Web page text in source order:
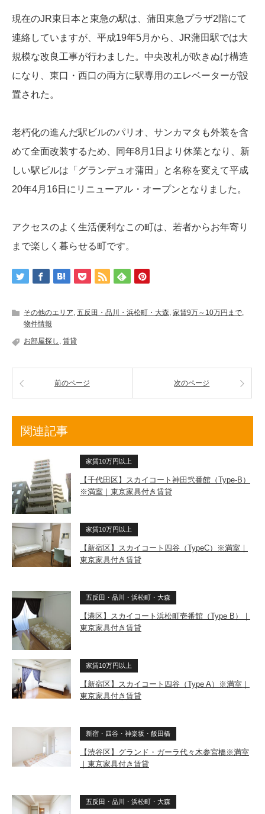
現在のJR東日本と東急の駅は、蒲田東急プラザ2階にて
連絡していますが、平成19年5月から、JR蒲田駅では大
規模な改良工事が行わました。中央改札が吹きぬけ構造
になり、東口・西口の両方に駅専用のエレベーターが設
置された。
老朽化の進んだ駅ビルのパリオ、サンカマタも外装を含
めて全面改装するため、同年8月1日より休業となり、新
しい駅ビルは「グランデュオ蒲田」と名称を変えて平成
20年4月16日にリニューアル・オープンとなりました。
アクセスのよく生活便利なこの町は、若者からお年寄り
まで楽しく暮らせる町です。
その他のエリア, 五反田・品川・浜松町・大森, 家賃9万～10万円まで,
物件情報
お部屋探し , 賃貸
前のページ 次のページ
関連記事
家賃10万円以上
【千代田区】スカイコート神田弐番館（Type-B）
※満室｜東京家具付き賃貸
家賃10万円以上
【新宿区】スカイコート四谷（TypeC）※満室｜
東京家具付き賃貸
五反田・品川・浜松町・大森
【港区】スカイコート浜松町壱番館（Type B）｜
東京家具付き賃貸
家賃10万円以上
【新宿区】スカイコート四谷（Type A）※満室｜
東京家具付き賃貸
新宿・四谷・神楽坂・飯田橋
【渋谷区】グランド・ガーラ代々木参宮橋※満室
｜東京家具付き賃貸
五反田・品川・浜松町・大森